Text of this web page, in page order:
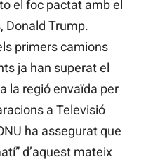
el foc pactat amb el
Donald Trump.
primers camions
ja han superat el
la regió envaïda per
a Televisió
ha assegurat que
d’aquest mateix